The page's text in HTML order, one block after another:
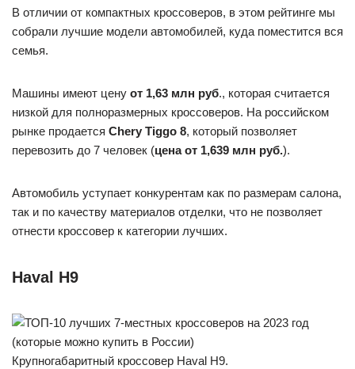
В отличии от компактных кроссоверов, в этом рейтинге мы
собрали лучшие модели автомобилей, куда поместится вся
семья.
Машины имеют цену от 1,63 млн руб., которая считается
низкой для полноразмерных кроссоверов. На российском
рынке продается Chery Tiggo 8, который позволяет
перевозить до 7 человек (цена от 1,639 млн руб.).
Автомобиль уступает конкурентам как по размерам салона,
так и по качеству материалов отделки, что не позволяет
отнести кроссовер к категории лучших.
Haval H9
Крупногабаритный кроссовер Haval H9.